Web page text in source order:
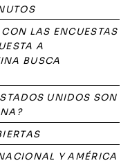
LAS ENCUESTAS
A
BUSCA
UNIDOS SON
Y AMÉRICA